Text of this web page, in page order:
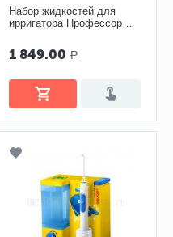
Набор жидкостей для
ирригатора Профессор
1 849.00 Р